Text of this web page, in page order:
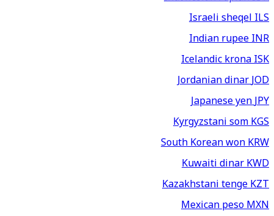
Israeli sheqelILS
Indian rupeeINR
Icelandic kronaISK
Jordanian dinarJOD
Japanese yenJPY
Kyrgyzstani somKGS
South Korean wonKRW
Kuwaiti dinarKWD
Kazakhstani tengeKZT
Mexican pesoMXN